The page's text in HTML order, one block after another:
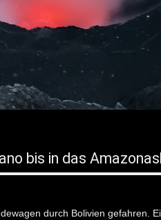
bis in das
durch Bolivien gefahren.